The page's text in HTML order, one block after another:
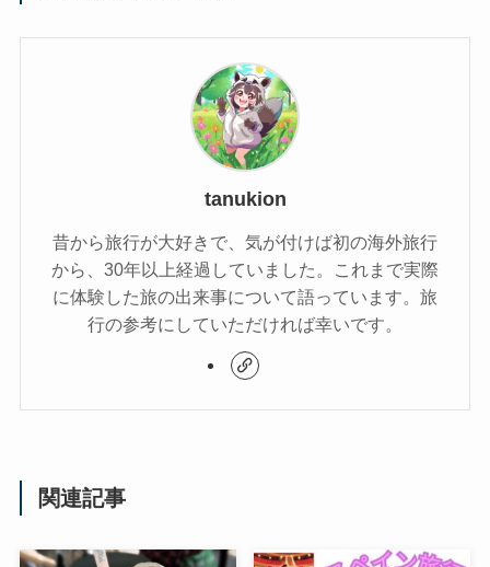
tanukion
昔から旅行が大好きで、気が付けば初の海外旅行
から、30年以上経過していました。これまで実際
に体験した旅の出来事について語っています。旅
行の参考にしていただければ幸いです。
関連記事